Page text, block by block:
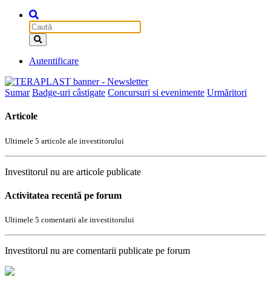
Autentificare
Sumar Badge-uri câstigate Concursuri si evenimente Urmăritori
Articole
Ultimele 5 articole ale investitorului
Investitorul nu are articole publicate
Activitatea recentă pe forum
Ultimele 5 comentarii ale investitorului
Investitorul nu are comentarii publicate pe forum